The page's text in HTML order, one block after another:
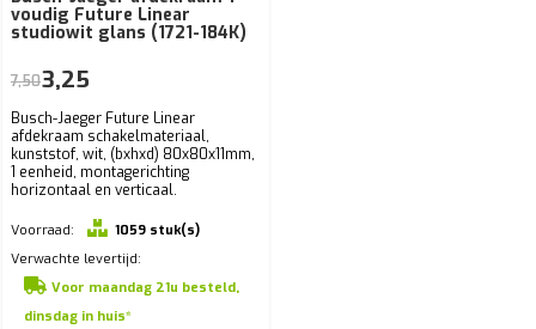
voudig Future Linear
studiowit glans (1721-184K)
Busch-Jaeger Future Linear
afdekraam schakelmateriaal,
kunststof, wit, (bxhxd) 80x80x11mm,
1 eenheid, montagerichting
horizontaal en verticaal.
Voorraad:
1059 stuk(s)
Verwachte levertijd:
Voor maandag 21u besteld,
dinsdag in huis*
7,503,25